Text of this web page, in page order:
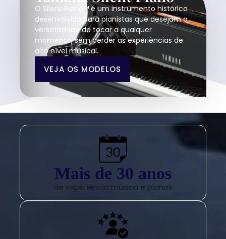
O Silent Piano™ é um instrumento histórico
desenvolvido para pianistas que desejam a
versatilidade de tocar a qualquer
momento, sem perder as experiências de
alto nível musical.
VEJA OS MODELOS
Mais de 30 anos
de experiência música e pianos